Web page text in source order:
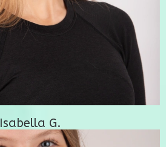
Isabella G.